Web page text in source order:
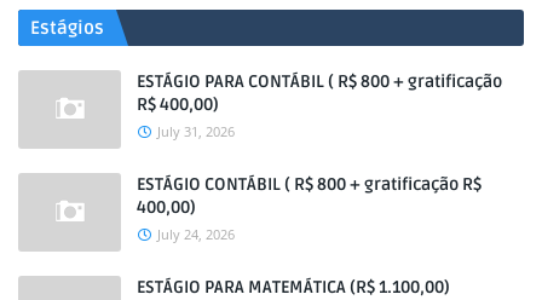
Estágios
ESTÁGIO PARA CONTÁBIL ( R$ 800 + gratificação
R$ 400,00)
July 31, 2026
ESTÁGIO CONTÁBIL ( R$ 800 + gratificação R$
400,00)
July 24, 2026
ESTÁGIO PARA MATEMÁTICA (R$ 1.100,00)